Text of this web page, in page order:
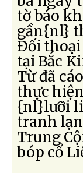
tờ báo
gần{nl}
Ðối
tại Bắc
Từ đã
thực
{nl}lưỡi
tranh
Trung
bóp cổ